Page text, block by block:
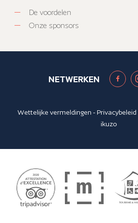
De voordelen
Onze sponsors
NETWERKEN
Wettelijke vermeldingen -Privacybeleid
ikuzo